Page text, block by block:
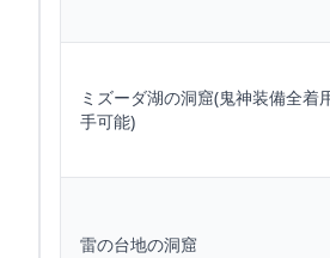
ミズーダ湖の洞窟(鬼神装備全着
手可能)
雷の台地の洞窟